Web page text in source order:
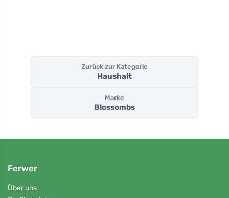
Zurück zur Kategorie
Haushalt
Marke
Blossombs
Ferwer
Über uns